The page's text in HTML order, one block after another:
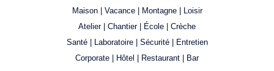
Maison | Vacance | Montagne | Loisir
Atelier | Chantier | École | Crèche
Santé | Laboratoire | Sécurité | Entretien
Corporate | Hôtel | Restaurant | Bar